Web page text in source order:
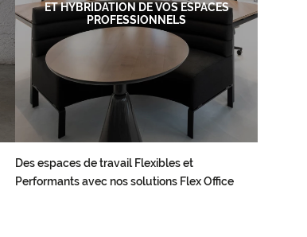
ET HYBRIDATION DE VOS ESPACES
PROFESSIONNELS
Des espaces de travail Flexibles et
Performants avec nos solutions Flex Office